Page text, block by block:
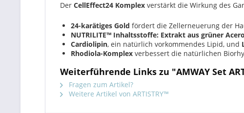
Der CellEffect24 Komplex verstärkt die Wirkung des
24-karätiges Gold fördert die Zellerneuerung der
NUTRILITE™ Inhaltsstoffe: Extrakt aus grüner
Cardiolipin, ein natürlich vorkommendes Lipid, und
Rhodiola-Komplex verbessert die natürlichen
Weiterführende Links zu "AMWAY Set
Fragen zum Artikel?
Weitere Artikel von ARTISTRY™